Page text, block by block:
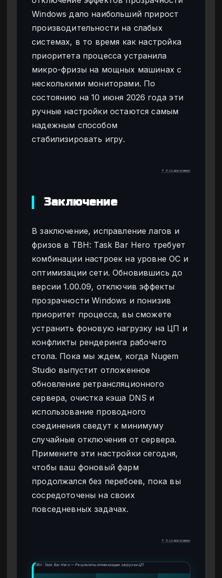
Windows дало наибольший прирост
производительности на слабых
системах, в то время как настройка
приоритета процесса устранила
микро-фризы на мощных машинах с
несколькими мониторами. По
состоянию на 10 июня 2026 года эти
ручные настройки остаются самым
надежным способом
стабилизировать игру.
↑ К содержанию
Заключение
В заключение, исправление лагов и
фризов в TBH: Task Bar Hero требует
комбинации настроек на уровне ОС и
оптимизации сети. Обновившись до
версии 1.00.09, отключив эффекты
прозрачности Windows и понизив
приоритет процесса, вы сможете
устранить фоновую нагрузку на ЦП и
конфликты рендеринга рабочего
стола. Пока мы ждем, когда Nugem
Studio выпустит отложенное
обновление ретрансляционного
сервера, очистка кэша DNS и
использование проводного
соединения сведут к минимуму
случайные отключения от сервера.
Примените эти настройки сегодня,
чтобы ваш фоновый фарм
продолжался без перебоев, пока вы
сосредоточены на своих
повседневных задачах.
↑ К содержанию
TBH: Task Bar Hero — Результаты оптимизации загрузки ЦП